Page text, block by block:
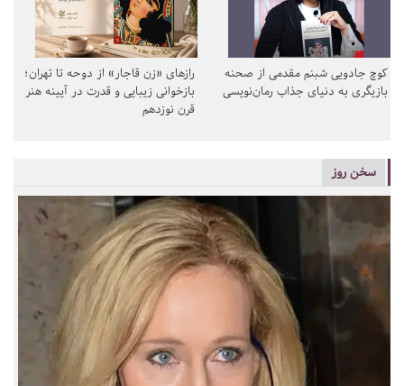
کوچ جادویی شبنم مقدمی از صحنه
بازیگری به دنیای جذاب رمان‌نویسی
رازهای «زن قاجار» از دوحه تا تهران؛
بازخوانی زیبایی و قدرت در آیینه هنر
قرن نوزدهم
سخن روز